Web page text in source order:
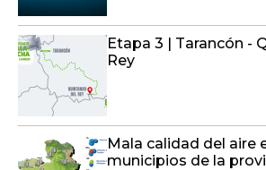
Etapa 3 | Tarancón -
Rey
Mala calidad del aire
municipios de la